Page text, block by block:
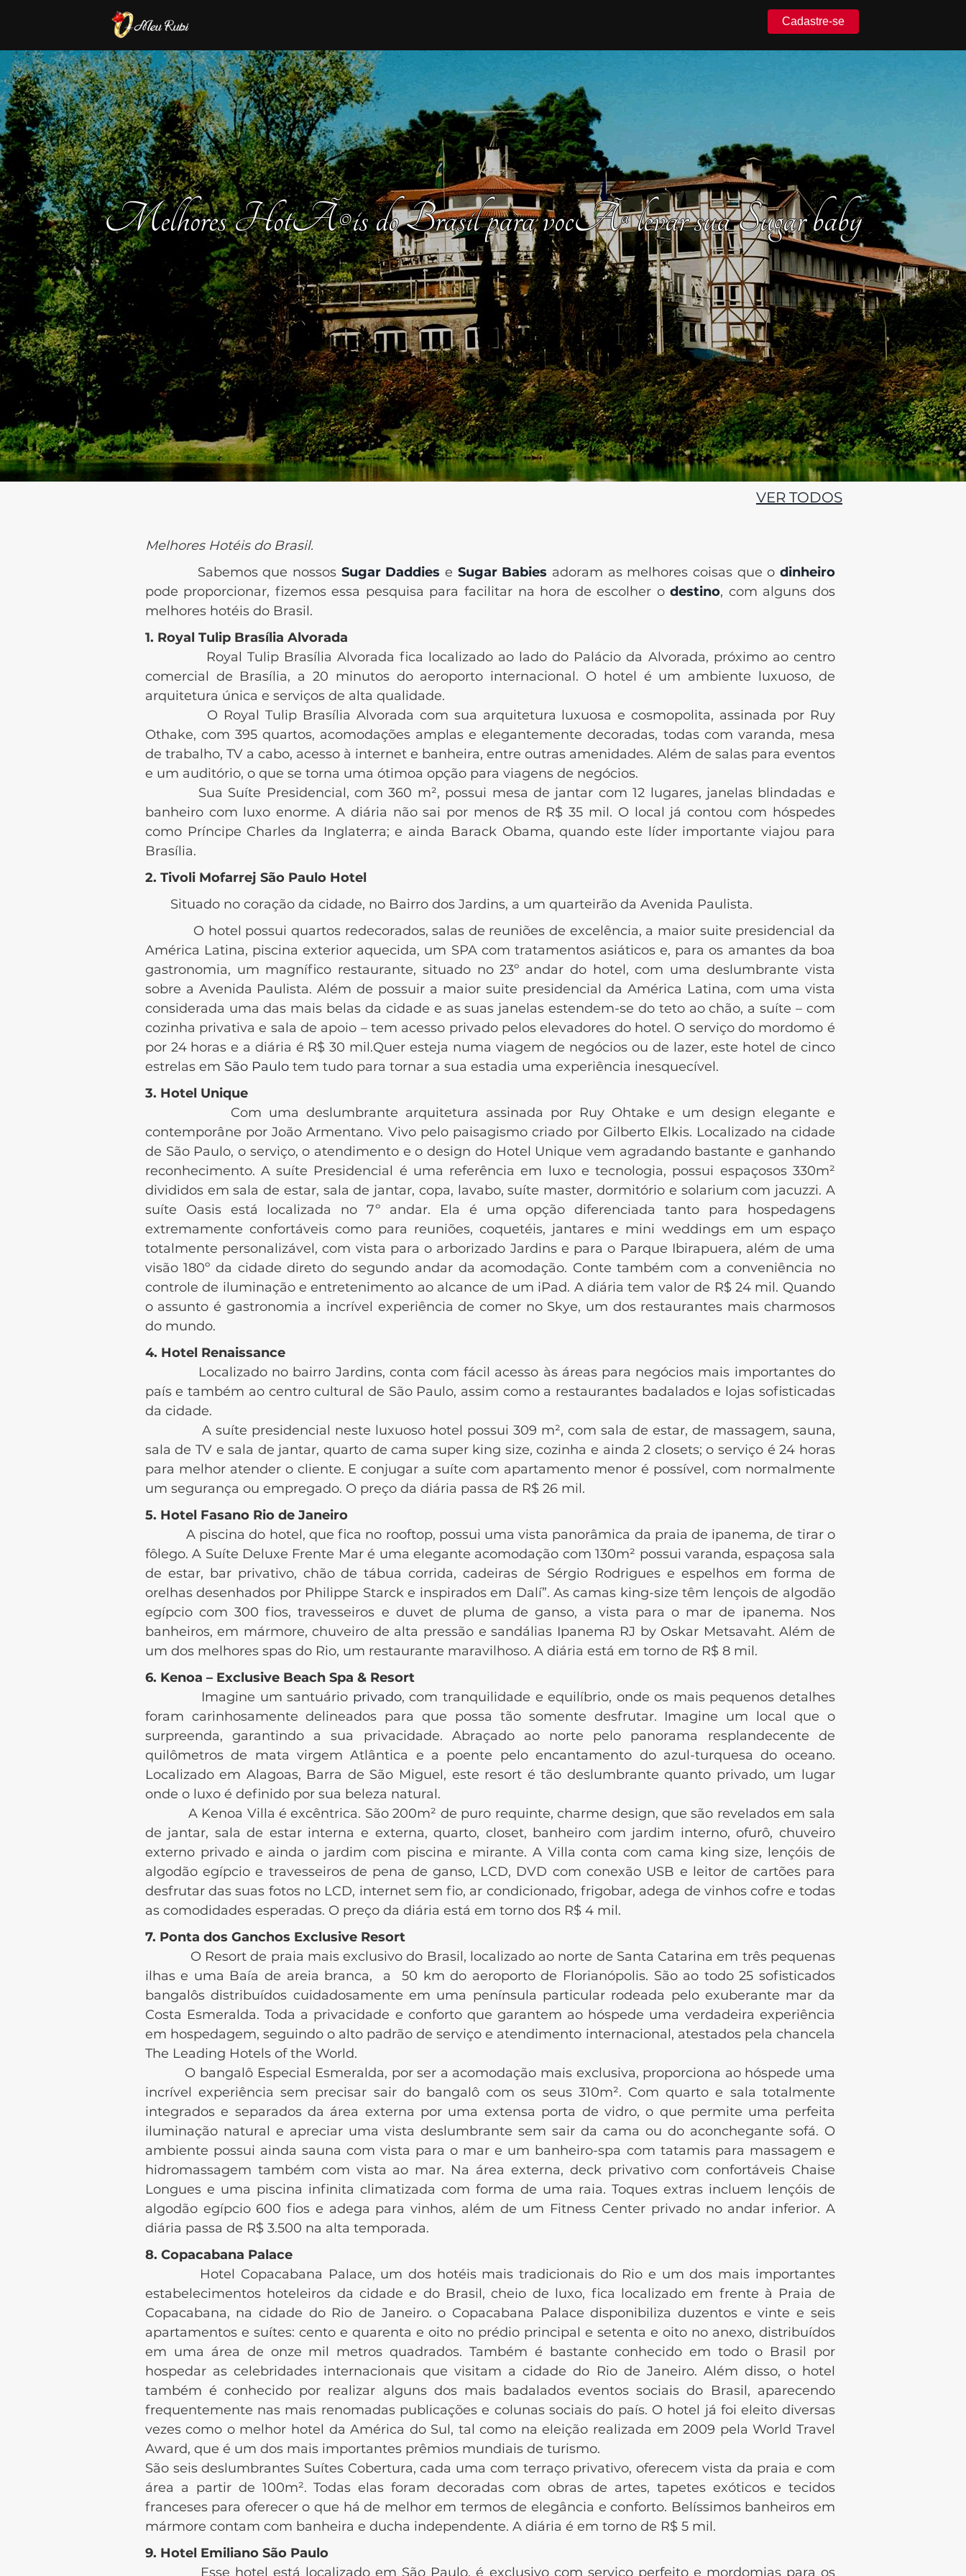
Cadastre-se
Melhores HotÃ©is do Brasil para vocÃª levar sua Sugar baby
VER TODOS
Melhores Hotéis do Brasil.
Sabemos que nossos Sugar Daddies e Sugar Babies adoram as melhores coisas que o dinheiro
pode proporcionar, fizemos essa pesquisa para facilitar na hora de escolher odestino, com alguns dos
melhores hotéis do Brasil.
1. Royal Tulip Brasília Alvorada
Royal Tulip Brasília Alvorada fica localizado ao lado do Palácio da Alvorada, próximo ao centro
comercial de Brasília, a 20 minutos do aeroporto internacional. O hotel é um ambiente luxuoso, de
arquitetura única e serviços de alta qualidade.
O Royal Tulip Brasília Alvorada com sua arquitetura luxuosa e cosmopolita, assinada por Ruy
Othake, com 395 quartos, acomodações amplas e elegantemente decoradas, todas com varanda, mesa
de trabalho, TV a cabo, acesso à internet e banheira, entre outras amenidades. Além de salas para eventos
e um auditório, o que se torna uma ótimoa opção para viagens de negócios.
Sua Suíte Presidencial, com 360 m², possui mesa de jantar com 12 lugares, janelas blindadas e
banheiro com luxo enorme. A diária não sai por menos de R$ 35 mil. O local já contou com hóspedes
como Príncipe Charles da Inglaterra; e ainda Barack Obama, quando este líder importante viajou para
Brasília.
2. Tivoli Mofarrej São Paulo Hotel
Situado no coração da cidade, no Bairro dos Jardins, a um quarteirão da Avenida Paulista.
O hotel possui quartos redecorados, salas de reuniões de excelência, a maior suite presidencial da
América Latina, piscina exterior aquecida, um SPA com tratamentos asiáticos e, para os amantes da boa
gastronomia, um magnífico restaurante, situado no 23º andar do hotel, com uma deslumbrante vista
sobre a Avenida Paulista. Além de possuir a maior suite presidencial da América Latina, com uma vista
considerada uma das mais belas da cidade e as suas janelas estendem-se do teto ao chão, a suíte – com
cozinha privativa e sala de apoio – tem acesso privado pelos elevadores do hotel. O serviço do mordomo é
por 24 horas e a diária é R$ 30 mil.Quer esteja numa viagem de negócios ou de lazer, este hotel de cinco
estrelas em São Paulotem tudo para tornar a sua estadia uma experiência inesquecível.
3. Hotel Unique
Com uma deslumbrante arquitetura assinada por Ruy Ohtake e um design elegante e
contemporâne por João Armentano. Vivo pelo paisagismo criado por Gilberto Elkis. Localizado na cidade
de São Paulo, o serviço, o atendimento e o design do Hotel Unique vem agradando bastante e ganhando
reconhecimento. A suíte Presidencial é uma referência em luxo e tecnologia, possui espaçosos 330m²
divididos em sala de estar, sala de jantar, copa, lavabo, suíte master, dormitório e solarium com jacuzzi. A
suíte Oasis está localizada no 7º andar. Ela é uma opção diferenciada tanto para hospedagens
extremamente confortáveis como para reuniões, coquetéis, jantares e mini weddings em um espaço
totalmente personalizável, com vista para o arborizado Jardins e para o Parque Ibirapuera, além de uma
visão 180º da cidade direto do segundo andar da acomodação. Conte também com a conveniência no
controle de iluminação e entretenimento ao alcance de um iPad. A diária tem valor de R$ 24 mil. Quando
o assunto é gastronomia a incrível experiência de comer no Skye, um dos restaurantes mais charmosos
do mundo.
4. Hotel Renaissance
Localizado no bairro Jardins, conta com fácil acesso às áreas para negócios mais importantes do
país e também ao centro cultural de São Paulo, assim como a restaurantes badalados e lojas sofisticadas
da cidade.
A suíte presidencial neste luxuoso hotel possui 309 m², com sala de estar, de massagem, sauna,
sala de TV e sala de jantar, quarto de cama super king size, cozinha e ainda 2 closets; o serviço é 24 horas
para melhor atender o cliente. E conjugar a suíte com apartamento menor é possível, com normalmente
um segurança ou empregado. O preço da diária passa de R$ 26 mil.
5. Hotel Fasano Rio de Janeiro
A piscina do hotel, que fica no rooftop, possui uma vista panorâmica da praia de ipanema, de tirar o
fôlego. A Suíte Deluxe Frente Mar é uma elegante acomodação com 130m² possui varanda, espaçosa sala
de estar, bar privativo, chão de tábua corrida, cadeiras de Sérgio Rodrigues e espelhos em forma de
orelhas desenhados por Philippe Starck e inspirados em Dalí”. As camas king-size têm lençois de algodão
egípcio com 300 fios, travesseiros e duvet de pluma de ganso, a vista para o mar de ipanema. Nos
banheiros, em mármore, chuveiro de alta pressão e sandálias Ipanema RJ by Oskar Metsavaht. Além de
um dos melhores spas do Rio, um restaurante maravilhoso. A diária está em torno de R$ 8 mil.
6. Kenoa – Exclusive Beach Spa & Resort
Imagine um santuário privado, com tranquilidade e equilíbrio, onde os mais pequenos detalhes
foram carinhosamente delineados para que possa tão somente desfrutar. Imagine um local que o
surpreenda, garantindo a sua privacidade. Abraçado ao norte pelo panorama resplandecente de
quilômetros de mata virgem Atlântica e a poente pelo encantamento do azul-turquesa do oceano.
Localizado em Alagoas, Barra de São Miguel, este resort é tão deslumbrante quanto privado, um lugar
onde o luxo é definido por sua beleza natural.
A Kenoa Villa é excêntrica. São 200m² de puro requinte, charme design, que são revelados em sala
de jantar, sala de estar interna e externa, quarto, closet, banheiro com jardim interno, ofurô, chuveiro
externo privado e ainda o jardim com piscina e mirante. A Villa conta com cama king size, lençóis de
algodão egípcio e travesseiros de pena de ganso, LCD, DVD com conexão USB e leitor de cartões para
desfrutar das suas fotos no LCD, internet sem fio, ar condicionado, frigobar, adega de vinhos cofre e todas
as comodidades esperadas. O preço da diária está em torno dos R$ 4 mil.
7. Ponta dos Ganchos Exclusive Resort
O Resort de praia mais exclusivo do Brasil, localizado ao norte de Santa Catarina em três pequenas
ilhas e uma Baía de areia branca, a 50 km do aeroporto de Florianópolis. São ao todo 25 sofisticados
bangalôs distribuídos cuidadosamente em uma península particular rodeada pelo exuberante mar da
Costa Esmeralda. Toda a privacidade e conforto que garantem ao hóspede uma verdadeira experiência
em hospedagem, seguindo o alto padrão de serviço e atendimento internacional, atestados pela chancela
The Leading Hotels of the World.
O bangalô Especial Esmeralda, por ser a acomodação mais exclusiva, proporciona ao hóspede uma
incrível experiência sem precisar sair do bangalô com os seus 310m². Com quarto e sala totalmente
integrados e separados da área externa por uma extensa porta de vidro, o que permite uma perfeita
iluminação natural e apreciar uma vista deslumbrante sem sair da cama ou do aconchegante sofá. O
ambiente possui ainda sauna com vista para o mar e um banheiro-spa com tatamis para massagem e
hidromassagem também com vista ao mar. Na área externa, deck privativo com confortáveis Chaise
Longues e uma piscina infinita climatizada com forma de uma raia. Toques extras incluem lençóis de
algodão egípcio 600 fios e adega para vinhos, além de um Fitness Center privado no andar inferior. A
diária passa de R$ 3.500 na alta temporada.
8. Copacabana Palace
Hotel Copacabana Palace, um dos hotéis mais tradicionais do Rio e um dos mais importantes
estabelecimentos hoteleiros da cidade e do Brasil, cheio de luxo, fica localizado em frente à Praia de
Copacabana, na cidade do Rio de Janeiro. o Copacabana Palace disponibiliza duzentos e vinte e seis
apartamentos e suítes: cento e quarenta e oito no prédio principal e setenta e oito no anexo, distribuídos
em uma área de onze mil metros quadrados. Também é bastante conhecido em todo o Brasil por
hospedar as celebridades internacionais que visitam a cidade do Rio de Janeiro. Além disso, o hotel
também é conhecido por realizar alguns dos mais badalados eventos sociais do Brasil, aparecendo
frequentemente nas mais renomadas publicações e colunas sociais do país. O hotel já foi eleito diversas
vezes como o melhor hotel da América do Sul, tal como na eleição realizada em 2009 pela World Travel
Award, que é um dos mais importantes prêmios mundiais de turismo.
São seis deslumbrantes Suítes Cobertura, cada uma com terraço privativo, oferecem vista da praia e com
área a partir de 100m². Todas elas foram decoradas com obras de artes, tapetes exóticos e tecidos
franceses para oferecer o que há de melhor em termos de elegância e conforto. Belíssimos banheiros em
mármore contam com banheira e ducha independente. A diária é em torno de R$ 5 mil.
9. Hotel Emiliano São Paulo
Esse hotel está localizado em São Paulo, é exclusivo com serviço perfeito e mordomias para os